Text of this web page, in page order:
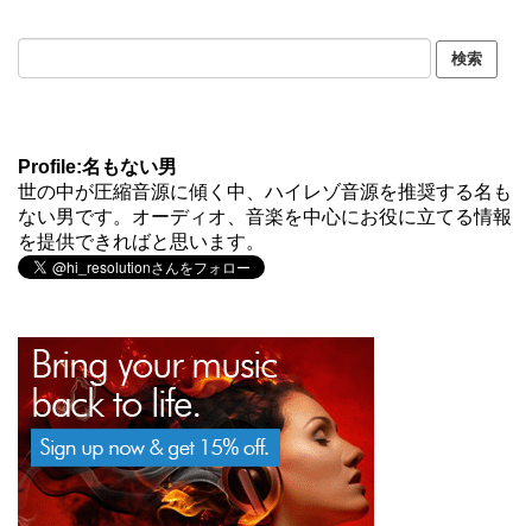
Profile:名もない男
世の中が圧縮音源に傾く中、ハイレゾ音源を推奨する名も
ない男です。オーディオ、音楽を中心にお役に立てる情報
を提供できればと思います。